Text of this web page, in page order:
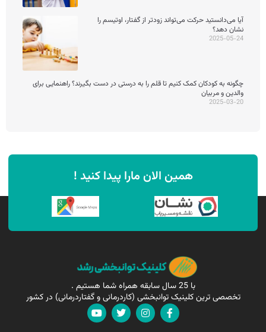
آیا می‌دانستید حرکت می‌تواند زودتر از گفتار، اوتیسم را
نشان دهد؟
2025-05-24
چگونه به کودکان کمک کنیم تا قلم را به درستی در دست بگیرند؟ راهنمایی برای
والدین و مربیان
2025-03-20
همین الان مارا پیدا کنید !
با 25 سال سابقه همراه شما هستیم .
تخصصی ترین کلینیک توانبخشی (کاردرمانی و گفتاردرمانی) در کشور